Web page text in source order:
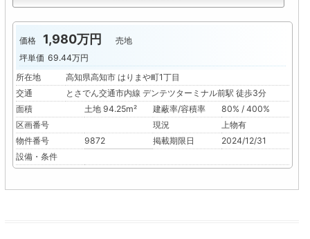
価格 1,980万円
売地
坪単価 69.44万円
所在地
高知県高知市 はりまや町1丁目
交通
とさでん交通市内線 デンテツターミナル前駅 徒歩3分
面積
土地 94.25m² 建蔽率/容積率
80% / 400%
区画番号
現況
上物有
物件番号
9872 掲載期限日
2024/12/31
設備・条件